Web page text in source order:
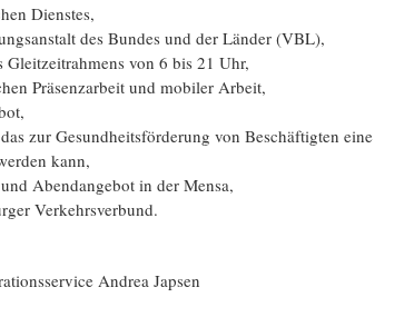
Dienstes,
des Bundes und der Länder (VBL),
von 6 bis 21 Uhr,
Präsenzarbeit und mobiler Arbeit,
zur Gesundheitsförderung von Beschäftigten eine
kann,
Abendangebot in der Mensa,
Verkehrsverbund.
Andrea Japsen